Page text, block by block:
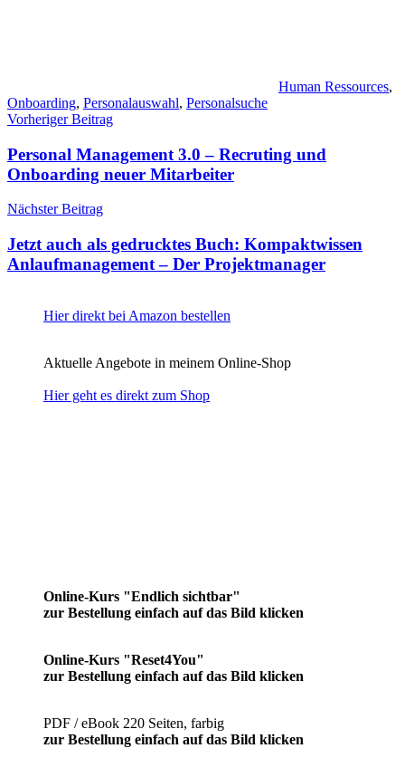
Human Ressources,
Onboarding, Personalauswahl, Personalsuche
Beitragsnavigation
Vorheriger Beitrag
Personal Management 3.0 – Recruting und
Onboarding neuer Mitarbeiter
Nächster Beitrag
Jetzt auch als gedrucktes Buch: Kompaktwissen
Anlaufmanagement – Der Projektmanager
Hier direkt bei Amazon bestellen
Aktuelle Angebote in meinem Online-Shop
Hier geht es direkt zum Shop
Online-Kurs "Endlich sichtbar"
zur Bestellung einfach auf das Bild klicken
Online-Kurs "Reset4You"
zur Bestellung einfach auf das Bild klicken
PDF / eBook 220 Seiten, farbig
zur Bestellung einfach auf das Bild klicken